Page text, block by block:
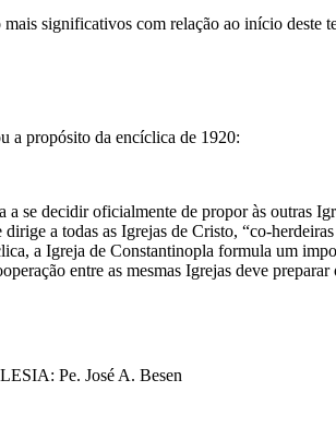
significativos com relação ao início deste
a propósito da encíclica de 1920:
se decidir oficialmente de propor às outras
a todas as Igrejas de Cristo, “co-
a Igreja de Constantinopla formula um
entre as mesmas Igrejas deve
Pe. José A. Besen